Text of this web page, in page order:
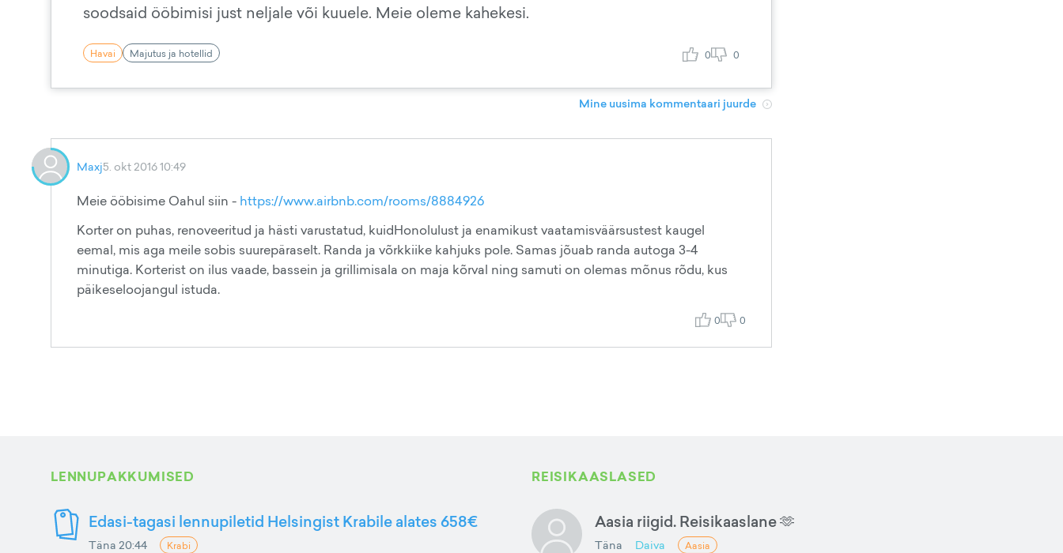
soodsaid ööbimisi just neljale või kuuele. Meie oleme kahekesi.
Havai Majutus ja hotellid 0 0
Mine uusima kommentaari juurde
Maxj5. okt 2016 10:49
Meie ööbisime Oahul siin - https://www.airbnb.com/rooms/8884926
Korter on puhas, renoveeritud ja hästi varustatud, kuidHonolulust ja enamikust vaatamisväärsustest kaugel
eemal, mis aga meile sobis suurepäraselt. Randa ja võrkkiike kahjuks pole. Samas jõuab randa autoga 3-4
minutiga. Korterist on ilus vaade, bassein ja grillimisala on maja kõrval ning samuti on olemas mõnus rõdu, kus
päikeseloojangul istuda.
0 0
LENNUPAKKUMISED
Edasi-tagasi lennupiletid Helsingist Krabile alates 658€
Täna 20:44 Krabi
REISIKAASLASED
Aasia riigid. Reisikaaslane 🫶
Täna Daiva Aasia